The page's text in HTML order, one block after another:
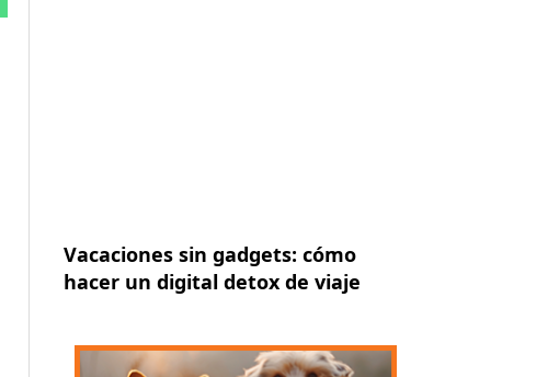
Vacaciones sin gadgets: cómo
hacer un digital detox de viaje